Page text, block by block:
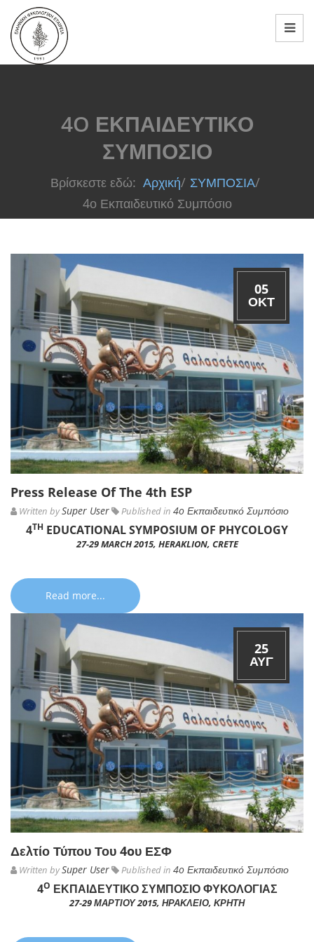
4O ΕΚΠΑΙΔΕΥΤΙΚΌ
ΣΥΜΠΌΣΙΟ
Βρίσκεστε εδώ: Αρχική/ ΣΥΜΠΟΣΙΑ/
4ο Εκπαιδευτικό Συμπόσιο
05
ΟΚΤ
Press Release Of The 4th ESP
Written bySuper User Published in 4o Εκπαιδευτικό Συμπόσιο
4TH EDUCATIONAL SYMPOSIUM OF PHYCOLOGY
27-29 MARCH 2015, HERAKLION, CRETE
Read more...
25
ΑΥΓ
Δελτίο Τύπου Του 4oυ ΕΣΦ
Written bySuper User Published in 4o Εκπαιδευτικό Συμπόσιο
4O ΕΚΠΑΙΔΕΥΤΙΚΌ ΣΥΜΠΌΣΙΟ ΦΥΚΟΛΟΓΊΑΣ
27-29 ΜΑΡΤΊΟΥ 2015, ΗΡΆΚΛΕΙΟ, ΚΡΉΤΗ